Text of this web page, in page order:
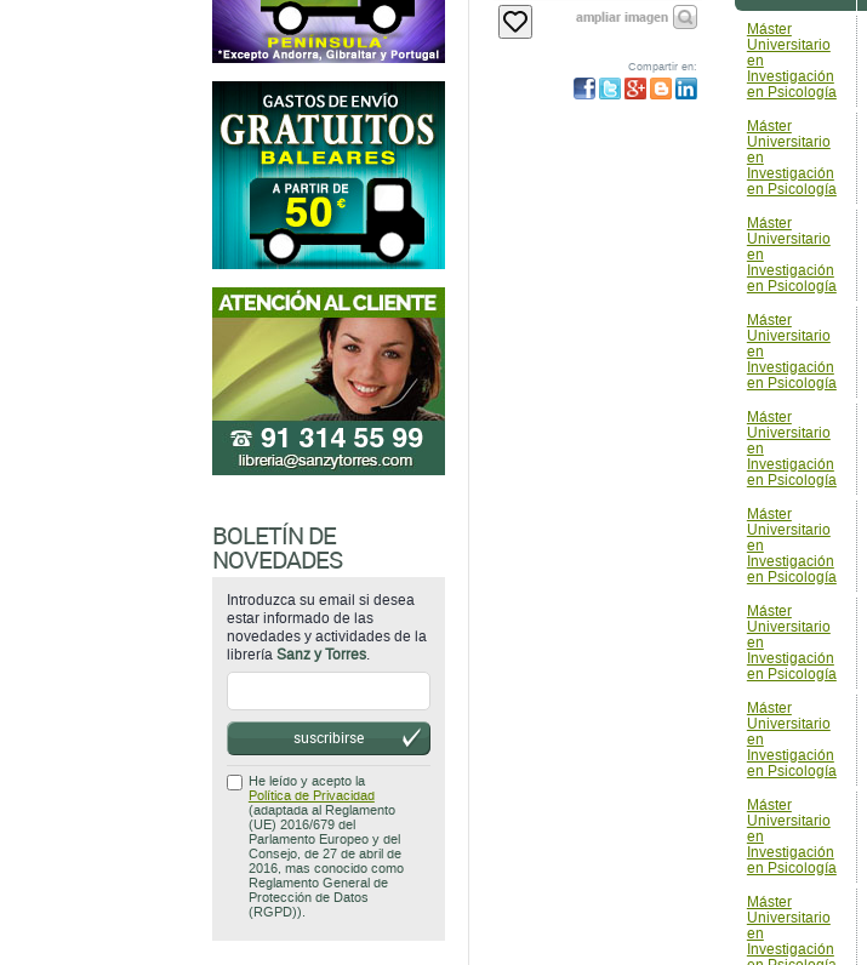
Máster
Universitario
en
Investigación
en Psicología
Máster
Universitario
en
Investigación
en Psicología
Máster
Universitario
en
Investigación
en Psicología
Máster
Universitario
en
Investigación
en Psicología
Máster
Universitario
en
Investigación
en Psicología
Máster
Universitario
en
Investigación
en Psicología
Máster
Universitario
en
Investigación
en Psicología
Máster
Universitario
en
Investigación
en Psicología
Máster
Universitario
en
Investigación
en Psicología
Máster
Universitario
en
Investigación
en Psicología
BOLETÍN DE
NOVEDADES
novedades y actividades de la
libreríaSanz y Torres
suscribirse
He leído y acepto la
(UE) 2016/679 del
Parlamento Europeo y del
Consejo, de 27 de abril de
Reglamento General de
Protección de Datos
(RGPD)).